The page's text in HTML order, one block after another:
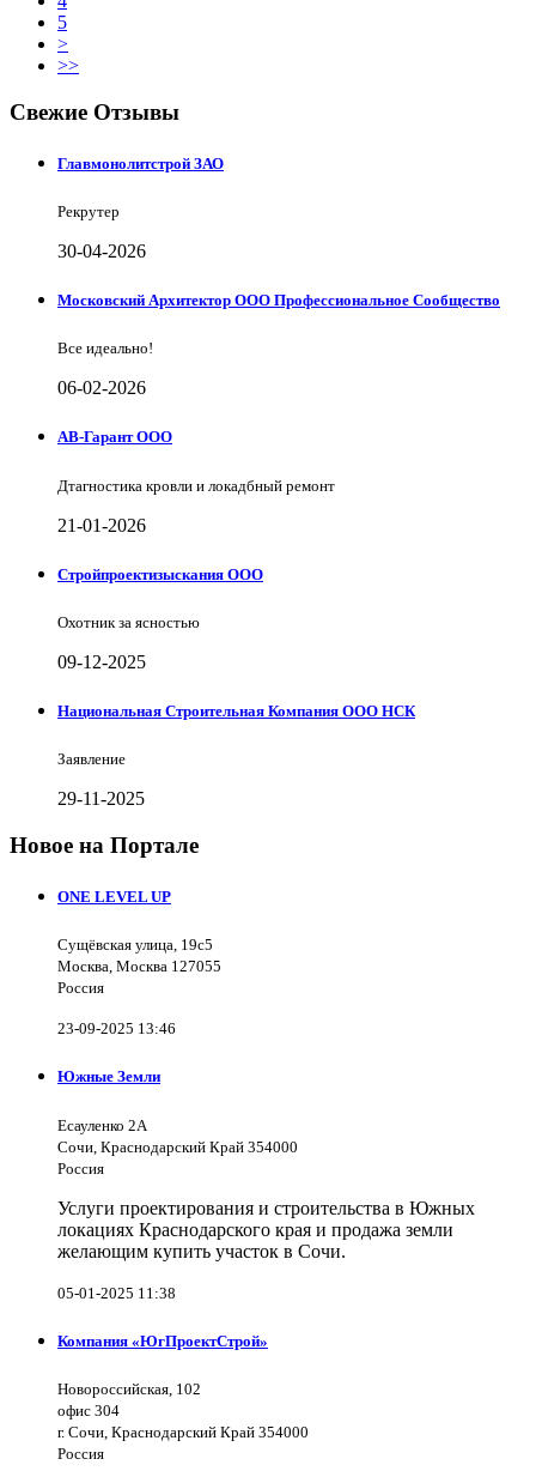
5
>
>>
Свежие Отзывы
Главмонолитстрой ЗАО
Рекрутер
30-04-2026
Московский Архитектор ООО Профессиональное Сообщество
Все идеально!
06-02-2026
АВ-Гарант ООО
Дтагностика кровли и локадбный ремонт
21-01-2026
Стройпроектизыскания ООО
Охотник за ясностью
09-12-2025
Национальная Строительная Компания ООО НСК
Заявление
29-11-2025
Новое на Портале
ONE LEVEL UP
Сущёвская улица, 19с5
Москва, Москва 127055
Россия
23-09-2025 13:46
Южные Земли
Есауленко 2А
Сочи, Краснодарский Край 354000
Россия
Услуги проектирования и строительства в Южных
локациях Краснодарского края и продажа земли
желающим купить участок в Сочи.
05-01-2025 11:38
Компания «ЮгПроектСтрой»
Новороссийская, 102
офис 304
г. Сочи, Краснодарский Край 354000
Россия